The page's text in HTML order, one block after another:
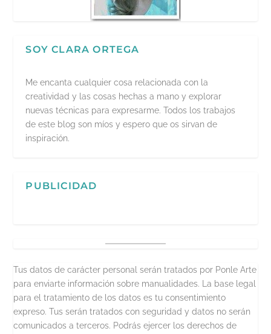
SOY CLARA ORTEGA
Me encanta cualquier cosa relacionada con la
creatividad y las cosas hechas a mano y explorar
nuevas técnicas para expresarme. Todos los trabajos
de este blog son míos y espero que os sirvan de
inspiración.
PUBLICIDAD
Tus datos de carácter personal serán tratados por Ponle Arte
para enviarte información sobre manualidades. La base legal
para el tratamiento de los datos es tu consentimiento
expreso. Tus serán tratados con seguridad y datos no serán
comunicados a terceros. Podrás ejercer los derechos de